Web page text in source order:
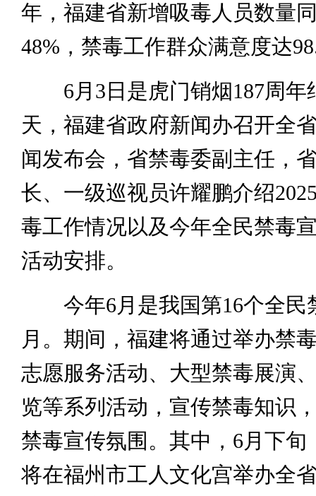
年，福建省新增吸毒人员数量
48%，禁毒工作群众满意度达
6月3日是‌虎门销烟187周年
天，福建省政府新闻办召开全
闻发布会，省禁毒委副主任，
长、一级巡视员许耀鹏介绍
毒工作情况以及今年全民禁毒
活动安排。
今年6月是我国第16个全民
月。期间，福建将通过举办禁
志愿服务活动、大型禁毒展演
览等系列活动，宣传禁毒知识
禁毒宣传氛围。其中，6月下旬
将在福州市工人文化宫举办全